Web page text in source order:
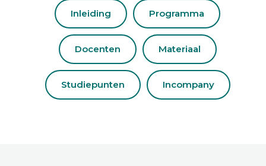
Inleiding Programma
Docenten Materiaal
Studiepunten Incompany